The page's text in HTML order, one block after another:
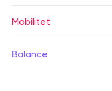
Mobilitet
Balance